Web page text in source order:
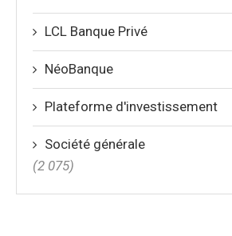
LCL Banque Privé
NéoBanque
Plateforme d'investissement
Société générale
(2 075)